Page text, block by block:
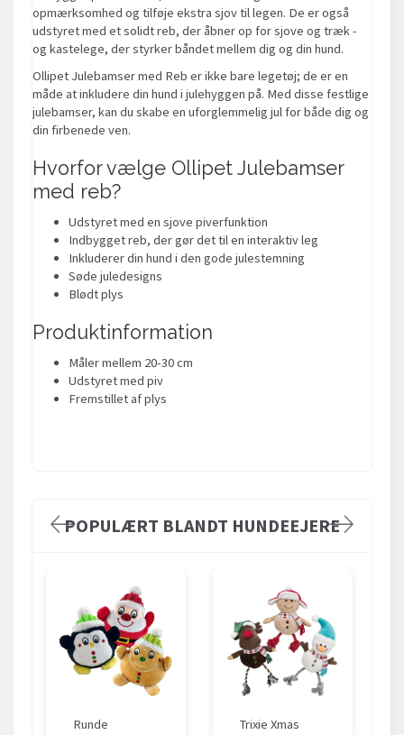
opmærksomhed og tilføje ekstra sjov til legen. De er også
udstyret med et solidt reb, der åbner op for sjove og træk -
og kastelege, der styrker båndet mellem dig og din hund.
Ollipet Julebamser med Reb er ikke bare legetøj; de er en
måde at inkludere din hund i julehyggen på. Med disse festlige
julebamser, kan du skabe en uforglemmelig jul for både dig og
din firbenede ven.
Hvorfor vælge Ollipet Julebamser
med reb?
Udstyret med en sjove piverfunktion
Indbygget reb, der gør det til en interaktiv leg
Inkluderer din hund i den gode julestemning
Søde juledesigns
Blødt plys
Produktinformation
Måler mellem 20-30 cm
Udstyret med piv
Fremstillet af plys
POPULÆRT BLANDT HUNDEEJERE
Runde
Trixie Xmas